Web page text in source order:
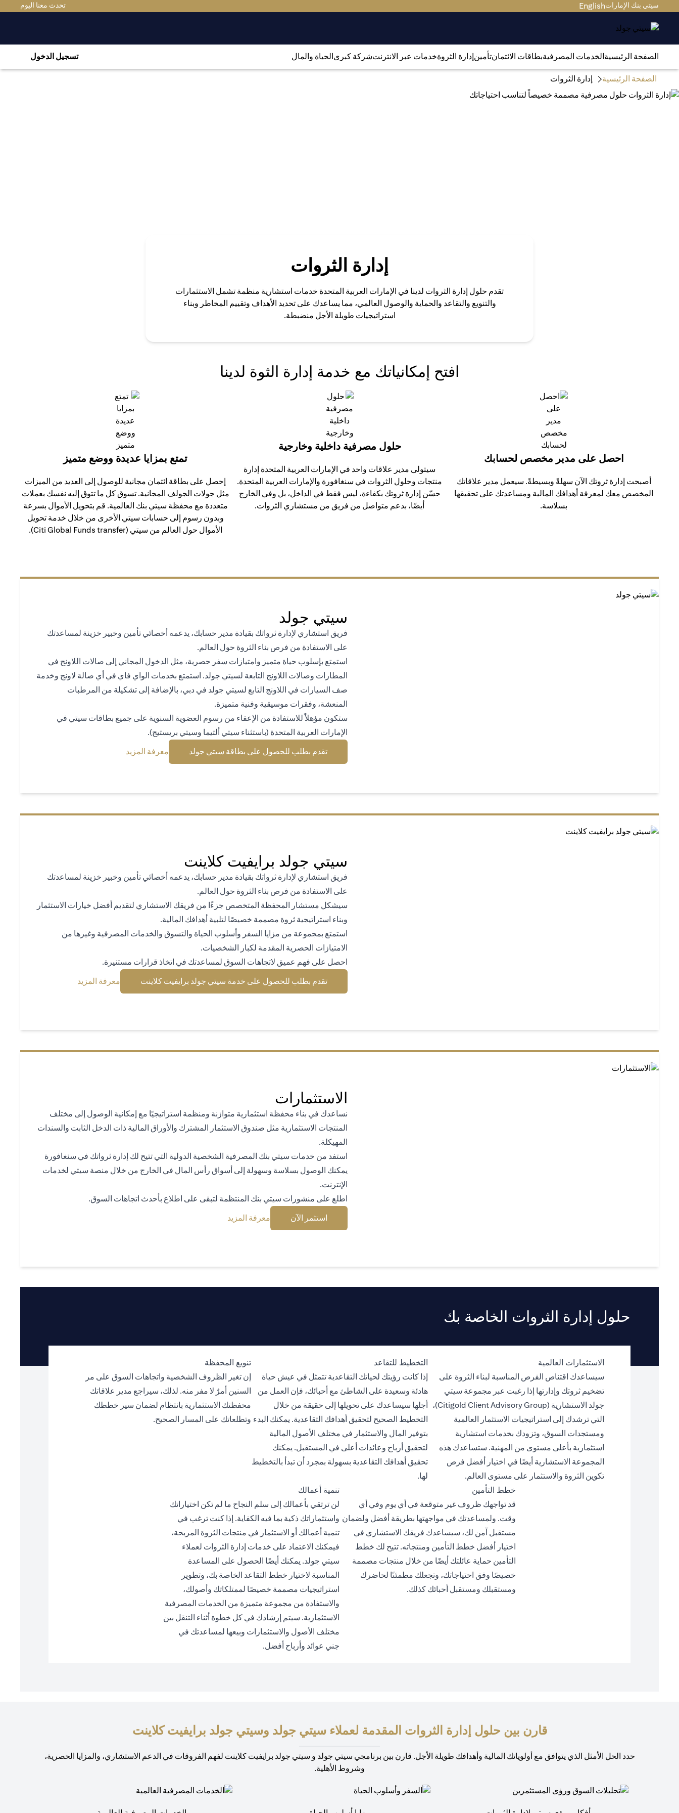
سيتي بنك الإماراتEnglish تحدث معنا اليوم
الصفحة الرئيسيةالخدمات المصرفيةبطاقات الائتمانتأمينإدارة الثروةخدمات عبر الانترنتشركة كبرىالحياة والمال تسجيل الدخول
الصفحة الرئيسية إدارة الثروات
إدارة الثروات
تقدم حلول إدارة الثروات لدينا في الإمارات العربية المتحدة خدمات استشارية منظمة تشمل الاستثمارات
والتنويع والتقاعد والحماية والوصول العالمي، مما يساعدك على تحديد الأهداف وتقييم المخاطر وبناء
استراتيجيات طويلة الأجل منضبطة.
افتح إمكانياتك مع خدمة إدارة الثوة لدينا
احصل على مدير مخصص لحسابك
أصبحت إدارة ثروتك الآن سهلةً وبسيطةً. سيعمل مدير علاقاتك
المخصص معك لمعرفة أهدافك المالية ومساعدتك على تحقيقها
بسلاسة.
حلول مصرفية داخلية وخارجية
سيتولى مدير علاقات واحد في الإمارات العربية المتحدة إدارة
منتجات وحلول الثروات في سنغافورة والإمارات العربية المتحدة.
حسّن إدارة ثروتك بكفاءة، ليس فقط في الداخل، بل وفي الخارج
أيضًا، بدعم متواصل من فريق من مستشاري الثروات.
تمتع بمزايا عديدة ووضع متميز
إحصل على بطاقة ائتمان مجانية للوصول إلى العديد من الميزات
مثل جولات الجولف المجانية. تسوق كل ما تتوق إليه نفسك بعملات
متعددة مع محفظة سيتي بنك العالمية. قم بتحويل الأموال بسرعة
وبدون رسوم إلى حسابات سيتي الأخرى من خلال خدمة تحويل
الأموال حول العالم من سيتي (Citi Global Funds transfer).
سيتي جولد
فريق استشاري لإدارة ثرواتك بقيادة مدير حسابك، يدعمه أخصائي تأمين وخبير خزينة لمساعدتك
على الاستفادة من فرص بناء الثروة حول العالم.
استمتع بإسلوب حياة متميز وامتيازات سفر حصرية، مثل الدخول المجاني إلى صالات اللاونج في
المطارات وصالات اللاونج التابعة لسيتي جولد. استمتع بخدمات الواي فاي في أي صالة لاونج وخدمة
صف السيارات في اللاونج التابع لسيتي جولد في دبي، بالإضافة إلى تشكيلة من المرطبات
المنعشة، وفقرات موسيقية وفنية متميزة.
ستكون مؤهلاً للاستفادة من الإعفاء من رسوم العضوية السنوية على جميع بطاقات سيتي في
الإمارات العربية المتحدة (باستثناء سيتي ألتيما وسيتي بريستيج).
تقدم بطلب للحصول على بطاقة سيتي جولد
معرفة المزيد
سيتي جولد برايفيت كلاينت
فريق استشاري لإدارة ثرواتك بقيادة مدير حسابك، يدعمه أخصائي تأمين وخبير خزينة لمساعدتك
على الاستفادة من فرص بناء الثروة حول العالم.
سيشكل مستشار المحفظة المتخصص جزءًا من فريقك الاستشاري لتقديم أفضل خيارات الاستثمار
وبناء استراتيجية ثروة مصممة خصيصًا لتلبية أهدافك المالية.
استمتع بمجموعة من مزايا السفر وأسلوب الحياة والتسوق والخدمات المصرفية وغيرها من
الامتيازات الحصرية المقدمة لكبار الشخصيات.
احصل على فهم عميق لاتجاهات السوق لمساعدتك في اتخاذ قرارات مستنيرة.
تقدم بطلب للحصول على خدمة سيتي جولد برايفيت كلاينت
معرفة المزيد
الاستثمارات
نساعدك في بناء محفظة استثمارية متوازنة ومنظمة استراتيجيًا مع إمكانية الوصول إلى مختلف
المنتجات الاستثمارية مثل صندوق الاستثمار المشترك والأوراق المالية ذات الدخل الثابت والسندات
المهيكلة.
استفد من خدمات سيتي بنك المصرفية الشخصية الدولية التي تتيح لك إدارة ثرواتك في سنغافورة
يمكنك الوصول بسلاسة وسهولة إلى أسواق رأس المال في الخارج من خلال منصة سيتي لخدمات
الإنترنت.
اطلع على منشورات سيتي بنك المنتظمة لتبقى على اطلاع بأحدث اتجاهات السوق.
استثمر الآن
معرفة المزيد
حلول إدارة الثروات الخاصة بك
الاستثمارات العالمية
سيساعدك اقتناص الفرص المناسبة لبناء الثروة على
تضخيم ثروتك وإدارتها إذا رغبت عبر مجموعة سيتي
جولد الاستشارية (Citigold Client Advisory Group)،
التي ترشدك إلى استراتيجيات الاستثمار العالمية
ومستجدات السوق، وتزودك بخدمات استشارية
استثمارية بأعلى مستوى من المهنية. ستساعدك هذه
المجموعة الاستشارية أيضًا في اختيار أفضل فرص
تكوين الثروة والاستثمار على مستوى العالم.
التخطيط للتقاعد
إذا كانت رؤيتك لحياتك التقاعدية تتمثل في عيش حياة
هادئة وسعيدة على الشاطئ مع أحبائك، فإن العمل من
أجلها سيساعدك على تحويلها إلى حقيقة من خلال
التخطيط الصحيح لتحقيق أهدافك التقاعدية. يمكنك البدء
بتوفير المال والاستثمار في مختلف الأصول المالية
لتحقيق أرباح وعائدات أعلى في المستقبل. يمكنك
تحقيق أهدافك التقاعدية بسهولة بمجرد أن تبدأ بالتخطيط
لها.
تنويع المحفظة
إن تغير الظروف الشخصية واتجاهات السوق على مر
السنين أمرٌ لا مفر منه. لذلك، سيراجع مدير علاقاتك
محفظتك الاستثمارية بانتظام لضمان سير خططك
وتطلعاتك على المسار الصحيح.
خطط التأمين
قد تواجهك ظروف غير متوقعة في أي يوم وفي أي
وقت. ولمساعدتك في مواجهتها بطريقة أفضل ولضمان
مستقبل آمن لك، سيساعدك فريقك الاستشاري في
اختيار أفضل خطط التأمين ومنتجاته. تتيح لك خطط
التأمين حماية عائلتك أيضًا من خلال منتجات مصممة
خصيصًا وفق احتياجاتك، وتجعلك مطمئنًا لحاضرك
ومستقبلك ومستقبل أحبائك كذلك.
تنمية أعمالك
لن ترتقي بأعمالك إلى سلم النجاح ما لم تكن اختياراتك
واستثماراتك ذكية بما فيه الكفاية. إذا كنت ترغب في
تنمية أعمالك أو الاستثمار في منتجات الثروة المربحة،
فيمكنك الاعتماد على خدمات إدارة الثروات لعملاء
سيتي جولد. يمكنك أيضًا الحصول على المساعدة
المناسبة لاختيار خطط التقاعد الخاصة بك، وتطوير
استراتيجيات مصممة خصيصًا لممتلكاتك وأصولك،
والاستفادة من مجموعة متميزة من الخدمات المصرفية
الاستثمارية. سيتم إرشادك في كل خطوة أثناء التنقل بين
مختلف الأصول والاستثمارات وبيعها لمساعدتك في
جني عوائد وأرباح أفضل.
قارن بين حلول إدارة الثروات المقدمة لعملاء سيتي جولد وسيتي جولد برايفيت كلاينت
حدد الحل الأمثل الذي يتوافق مع أولوياتك المالية وأهدافك طويلة الأجل. قارن بين برنامجي سيتي جولد و سيتي جولد برايفيت كلاينت لفهم الفروقات في الدعم الاستشاري، والمزايا الحصرية،
وشروط الأهلية.